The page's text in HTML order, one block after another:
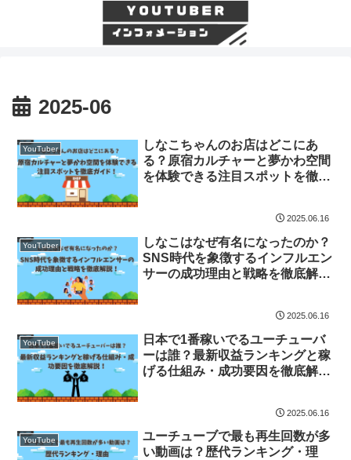
2025-06
YouTuber
しなこちゃんのお店はどこにあ
る？原宿カルチャーと夢かわ空間
を体験できる注目スポットを徹底
2025.06.16
YouTuber
しなこはなぜ有名になったのか？
SNS時代を象徴するインフルエン
サーの成功理由と戦略を徹底解
2025.06.16
YouTube
日本で1番稼いでるユーチューバ
ーは誰？最新収益ランキングと稼
げる仕組み・成功要因を徹底解
2025.06.16
YouTube
ユーチューブで最も再生回数が多
い動画は？歴代ランキング・理